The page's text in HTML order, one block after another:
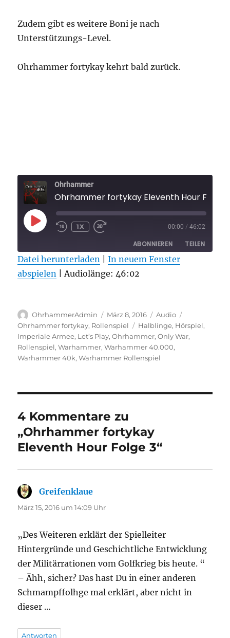
Zudem gibt es weitere Boni je nach
Unterstützungs-Level.
Ohrhammer fortykay kehrt bald zurück.
Ohrhammer
Ohrhammer fortykay Eleventh Hour Folge
PLAY
EPISODE
1X 00:00 / 46:02
ABONNIEREN TEILEN
RSS FEED
TEILEN
EMBED
Datei herunterladen |In neuem Fenster
abspielen |Audiolänge: 46:02
Autor
OhrhammerAdmin
Veröffentlicht
am
März 8, 2016 Format
Audio
Ohrhammer fortykay, Rollenspiel Schlagwörter
Halblinge, Hörspiel,
Imperiale Armee, Let’s Play,Ohrhammer,Only War,
Rollenspiel,Warhammer,Warhammer 40.000,
Warhammer 40k,Warhammer Rollenspiel
4 Kommentare zu
„Ohrhammer fortykay
Eleventh Hour Folge 3“
Greifenklaue
März 15, 2016 um 14:09 Uhr
„Des Weiteren erklärt der Spielleiter
Hintergründe und Geschichtliche Entwicklung
der Militärrationen vom Golfkrieg bis heute. “
– Ähh, sicher? Das hast Du in einer anderen
Schmampffolhge mal erklärt, aber nicht in
dieser …
Antworten